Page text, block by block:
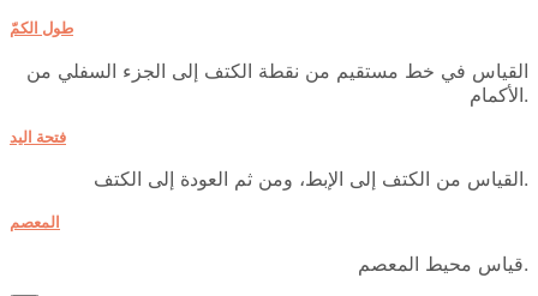
طول الكمّ
القياس في خط مستقيم من نقطة الكتف إلى الجزء السفلي من
الأكمام.
فتحة اليد
القياس من الكتف إلى الإبط، ومن ثم العودة إلى الكتف.
المعصم
قياس محيط المعصم.